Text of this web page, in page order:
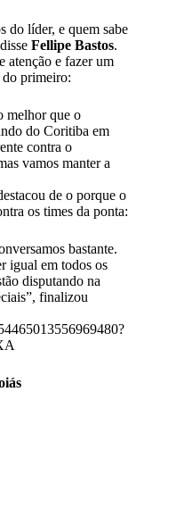
do líder, e quem sabe
Fellipe Bastos.
atenção e fazer um
do primeiro:
melhor que o
do Coritiba em
contra o
vamos manter a
de o porque o
os times da ponta:
bastante.
igual em todos os
disputando na
finalizou